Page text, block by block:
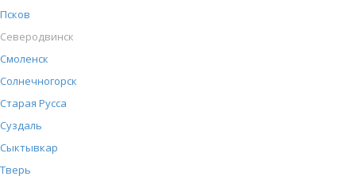
Псков
Северодвинск
Смоленск
Солнечногорск
Старая Русса
Суздаль
Сыктывкар
Тверь